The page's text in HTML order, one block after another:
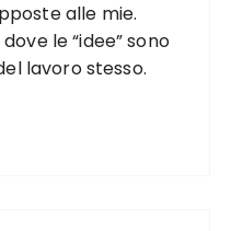
alle mie.
le “idee” sono
lavoro stesso.